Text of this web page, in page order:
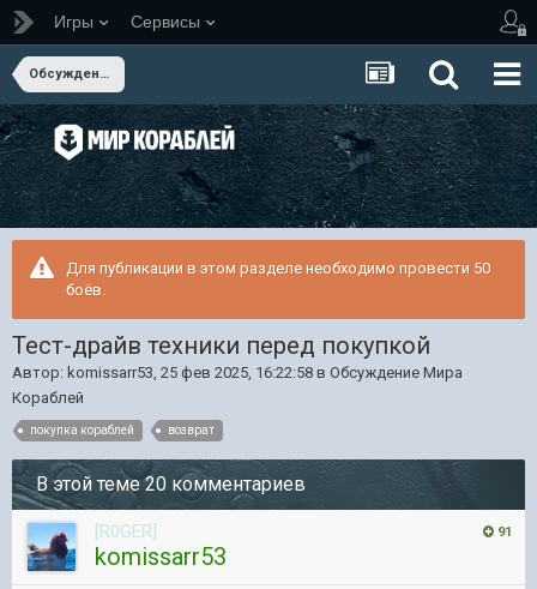
Игры Сервисы
Обсуждение Мира Кораблей
Для публикации в этом разделе необходимо провести 50
боёв.
Тест-драйв техники перед покупкой
Автор: komissarr53, 25 фев 2025, 16:22:58 в Обсуждение Мира
Кораблей
покупка кораблей возврат
В этой теме 20 комментариев
91
[R0GER]
komissarr53